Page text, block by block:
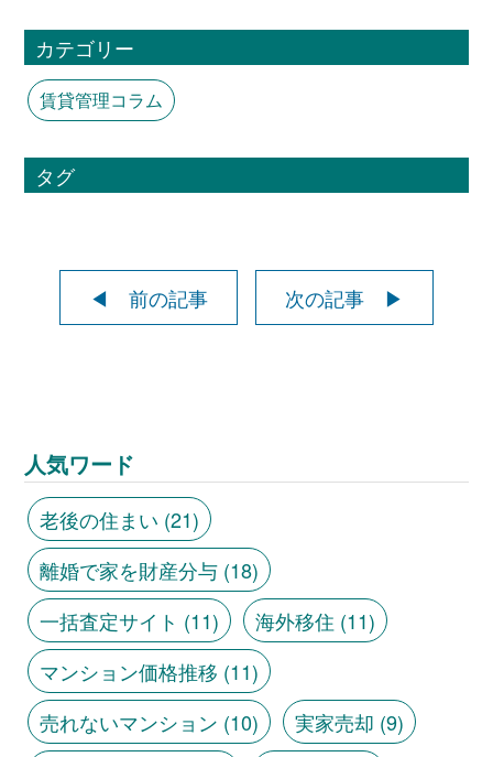
カテゴリー
賃貸管理コラム
タグ
◀ 前の記事 次の記事 ▶
人気ワード
老後の住まい (21)
離婚で家を財産分与(18)
一括査定サイト (11) 海外移住 (11)
マンション価格推移 (11)
売れないマンション (10) 実家売却 (9)